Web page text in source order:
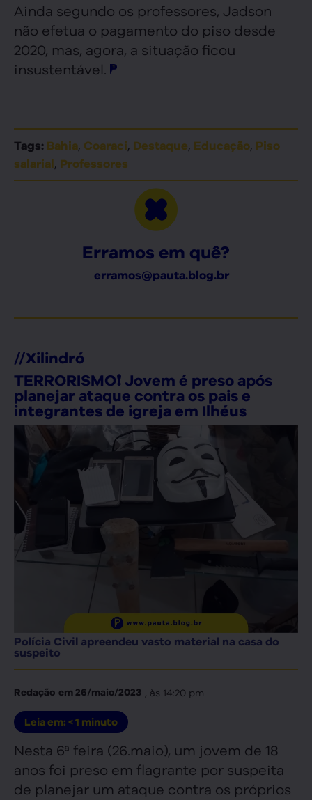
Ainda segundo os professores, Jadson
não efetua o pagamento do piso desde
2020, mas, agora, a situação ficou
insustentável.
Tags: Bahia, Coaraci, Destaque, Educação, Piso
salarial, Professores
Erramos em quê?
erramos@pauta.blog.br
//Xilindró
TERRORISMO❗ Jovem é preso após
planejar ataque contra os pais e
integrantes de igreja em Ilhéus
Polícia Civil apreendeu vasto material na casa do
suspeito
Redação em 26/maio/2023 , às 14:20 pm
Leia em: < 1 minuto
Nesta 6ª feira (26.maio), um jovem de 18
anos foi preso em flagrante por suspeita
de planejar um ataque contra os próprios